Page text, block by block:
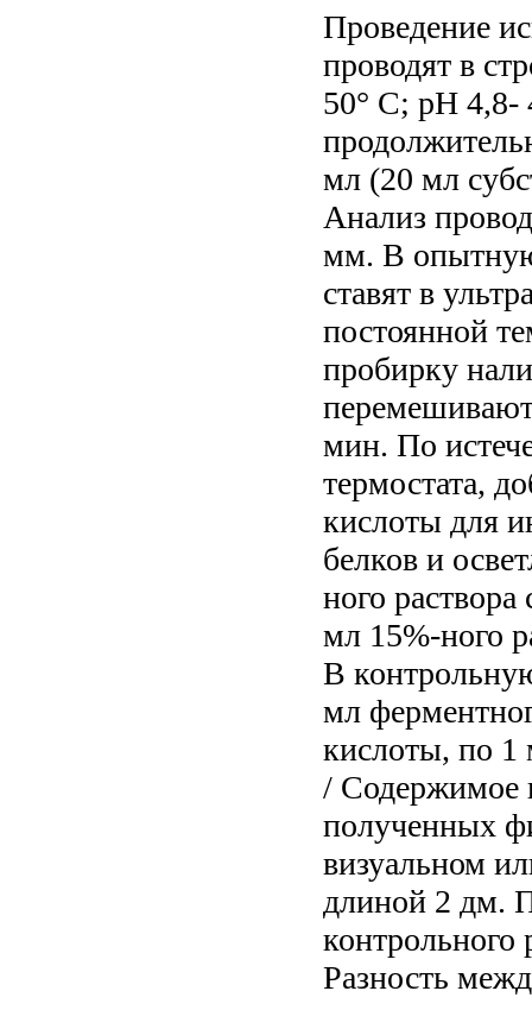
Проведение
проводят в
50° С; рН 4,8-
мл (20 мл
Анализ
мм. В опытную
ставят в
постоянной
пробирку
перемешивают
мин. По
термостата,
кислоты для
белков и
ного
мл 15%-ного
В
мл
кислоты, по 1
/ Содержимое
полученных
визуальном
длиной 2 дм.
контрольного
Разность